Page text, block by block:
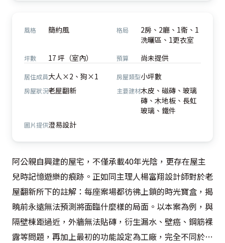
風格 簡約風 格局
2房、2廳、1衛、1
洗曬區、1更衣室
坪數 17 坪（室內） 預算 尚未提供
居住成員大人×2、狗×1 房屋類型小坪數
房屋狀況老屋翻新 主要建材木皮、磁磚、玻璃
磚、木地板、長虹
玻璃、鐵件
圖片提供澄易設計
阿公親自興建的屋宅，不僅承載40年光陰，更存在屋主
兒時記憶遊樂的痕跡。正如同主理人楊富翔設計師對於老
屋翻新所下的註解：每座案場都彷彿上鎖的時光寶盒，揭
曉前永遠無法預測將面臨什麼樣的局面。以本案為例，與
隔壁棟距過近，外牆無法貼磚，衍生漏水、壁癌、鋼筋裸
露等問題，再加上最初的功能設定為工廠，完全不同於日